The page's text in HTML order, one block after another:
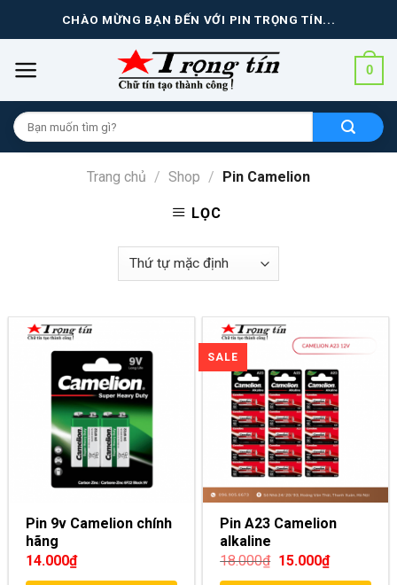
CHÀO MỪNG BẠN ĐẾN VỚI PIN TRỌNG TÍN...
0
Tìm
kiếm
cho:
Trang chủ / Shop / Pin Camelion
LỌC
Pin 9v Camelion chính
hãng
14.000₫
Pin A23 Camelion
alkaline
18.000₫ 15.000₫